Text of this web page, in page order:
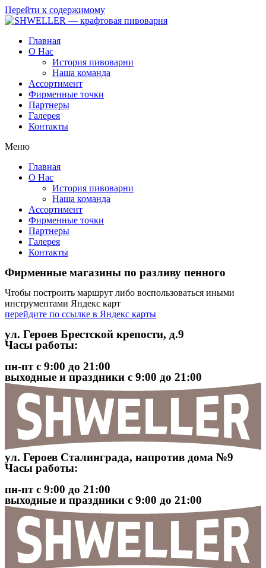
Перейти к содержимому
Главная
О Нас
История пивоварни
Наша команда
Ассортимент
Фирменные точки
Партнеры
Галерея
Контакты
Меню
Главная
О Нас
История пивоварни
Наша команда
Ассортимент
Фирменные точки
Партнеры
Галерея
Контакты
Фирменные магазины по разливу пенного
Чтобы построить маршрут либо воспользоваться иными
инструментами Яндекс карт
перейдите по ссылке в Яндекс карты
ул. Героев Брестской крепости, д.9
Часы работы:
пн-пт с 9:00 до 21:00
выходные и праздники с 9:00 до 21:00
ул. Героев Сталинграда, напротив дома №9
Часы работы:
пн-пт с 9:00 до 21:00
выходные и праздники с 9:00 до 21:00